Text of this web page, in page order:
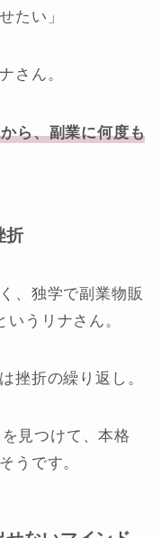
たい」
さん。
ら、副業に何度も
折
、独学で副業物販
うリナさん。
挫折の繰り返し。
見つけて、本格
うです。